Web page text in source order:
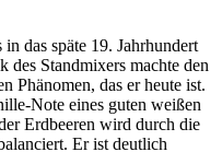
das späte 19. Jahrhundert
des Standmixers machte den
Phänomen, das er heute ist.
Note eines guten weißen
Erdbeeren wird durch die
Er ist deutlich